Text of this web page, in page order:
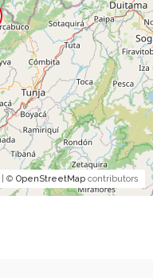
| © OpenStreetMap contributors